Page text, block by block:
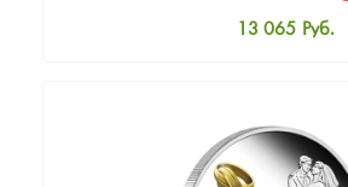
13 065 Руб.
Цена выкупа
Звоните